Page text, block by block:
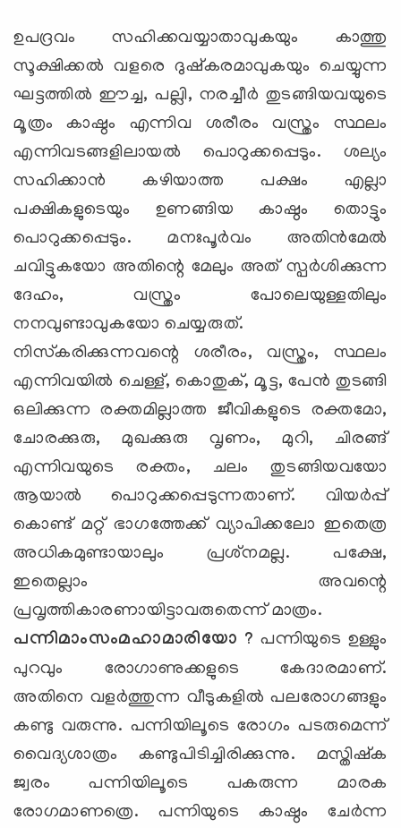
ഉപദ്രവം സഹിക്കവയ്യാതാവുകയും കാത്തു
സൂക്ഷിക്കല്‍ വളരെ ദുഷ്‌കരമാവുകയും ചെയ്യുന്ന
ഘട്ടത്തില്‍ ഈച്ച, പല്ലി, നരച്ചീര്‍ തുടങ്ങിയവയുടെ
മൂത്രം കാഷ്ഠം എന്നിവ ശരീരം വസ്ത്രം സ്ഥലം
എന്നിവടങ്ങളിലായല്‍ പൊറുക്കപ്പെടും. ശല്യം
സഹിക്കാന്‍ കഴിയാത്ത പക്ഷം എല്ലാ
പക്ഷികളുടെയും ഉണങ്ങിയ കാഷ്ഠം തൊട്ടും
പൊറുക്കപ്പെടും. മനഃപൂര്‍വം അതിന്‍മേല്‍
ചവിട്ടുകയോ അതിന്റെ മേലും അത് സ്പര്‍ശിക്കുന്ന
ദേഹം, വസ്ത്രം പോലെയുള്ളതിലും
നനവുണ്ടാവുകയോ ചെയ്യരുത്.
നിസ്‌കരിക്കുന്നവന്റെ ശരീരം, വസ്ത്രം, സ്ഥലം
എന്നിവയില്‍ ചെള്ള്, കൊതുക്, മൂട്ട, പേന്‍ തുടങ്ങി
ഒലിക്കുന്ന രക്തമില്ലാത്ത ജീവികളുടെ രക്തമോ,
ചോരക്കുരു, മുഖക്കുരു വൃണം, മുറി, ചിരങ്ങ്
എന്നിവയുടെ രക്തം, ചലം തുടങ്ങിയവയോ
ആയാല്‍ പൊറുക്കപ്പെടുന്നതാണ്. വിയര്‍പ്പ്
കൊണ്ട് മറ്റ് ഭാഗത്തേക്ക് വ്യാപിക്കലോ ഇതെത്ര
അധികമുണ്ടായാലും പ്രശ്‌നമല്ല. പക്ഷേ,
ഇതെല്ലാം അവന്റെ
പ്രവൃത്തികാരണായിട്ടാവരുതെന്ന് മാത്രം.
പന്നിമാംസംമഹാമാരിയോ ? പന്നിയുടെ ഉള്ളും
പുറവും രോഗാണുക്കളുടെ കേദാരമാണ്.
അതിനെ വളര്‍ത്തുന്ന വീടുകളില്‍ പലരോഗങ്ങളും
കണ്ടു വരുന്നു. പന്നിയിലൂടെ രോഗം പടരുമെന്ന്
വൈദ്യശാത്രം കണ്ടുപിടിച്ചിരിക്കുന്നു. മസ്തിഷ്‌ക
ജ്വരം പന്നിയിലൂടെ പകരുന്ന മാരക
രോഗമാണത്രെ. പന്നിയുടെ കാഷ്ഠം ചേര്‍ന്ന